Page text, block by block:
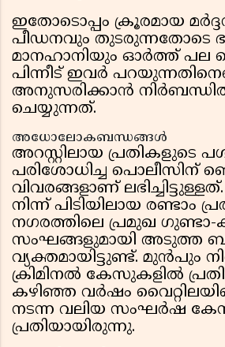
ഇതോടൊപ്പം ക്രൂരമായ
പീഡനവും തുടരുന്നതോടെ
മാനഹാനിയും ഓർത്ത് പല
പിന്നീട് ഇവർ
അനുസരിക്കാൻ
ചെയ്യുന്നത്.
അധോലോകബന്ധങ്ങൾ
അറസ്റ്റിലായ പ്രതികളുടെ
പരിശോധിച്ച പൊലീസിന്
വിവരങ്ങളാണ്
നിന്ന് പിടിയിലായ രണ്ടാം
നഗരത്തിലെ പ്രമുഖ ഗുണ്ടാ-
സംഘങ്ങളുമായി അടുത്ത
വ്യക്തമായിട്ടുണ്ട്. മുൻപും
ക്രിമിനൽ കേസുകളിൽ
കഴിഞ്ഞ വർഷം
നടന്ന വലിയ സംഘർഷ
പ്രതിയായിരുന്നു.